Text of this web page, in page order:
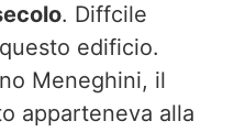
. Diffcile
edificio.
Meneghini, il
apparteneva alla